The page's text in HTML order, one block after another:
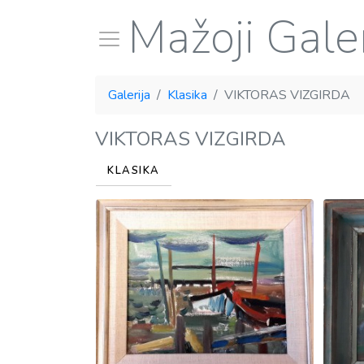
Mažoji
Galerija Klasika VIKTORAS VIZGIRDA
VIKTORAS VIZGIRDA
KLASIKA